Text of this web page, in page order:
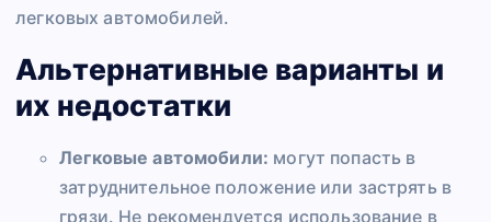
легковых автомобилей.
Альтернативные варианты и
их недостатки
Легковые автомобили: могут попасть в
затруднительное положение или застрять в
грязи. Не рекомендуется использование в